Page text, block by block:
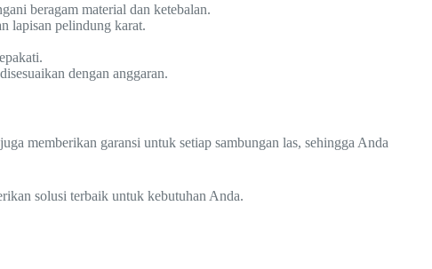
beragam material dan ketebalan.
lapisan pelindung karat.
dengan anggaran.
memberikan garansi untuk setiap sambungan las, sehingga Anda
solusi terbaik untuk kebutuhan Anda.